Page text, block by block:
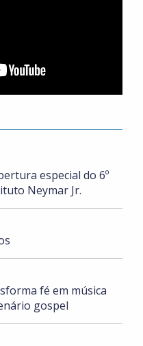
especial do 6º
Neymar Jr.
fé em música
gospel